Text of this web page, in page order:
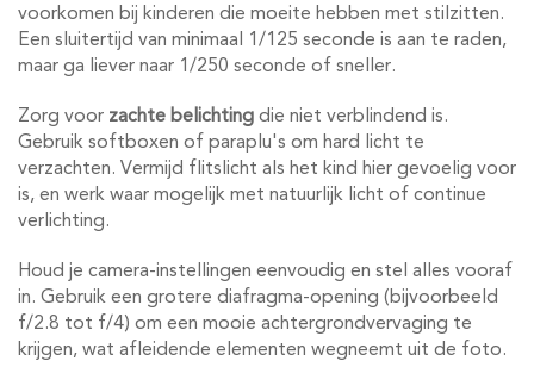
voorkomen bij kinderen die moeite hebben met stilzitten.
Een sluitertijd van minimaal 1/125 seconde is aan te raden,
maar ga liever naar 1/250 seconde of sneller.
Zorg voor zachte belichting die niet verblindend is.
Gebruik softboxen of paraplu's om hard licht te
verzachten. Vermijd flitslicht als het kind hier gevoelig voor
is, en werk waar mogelijk met natuurlijk licht of continue
verlichting.
Houd je camera-instellingen eenvoudig en stel alles vooraf
in. Gebruik een grotere diafragma-opening (bijvoorbeeld
f/2.8 tot f/4) om een mooie achtergrondvervaging te
krijgen, wat afleidende elementen wegneemt uit de foto.